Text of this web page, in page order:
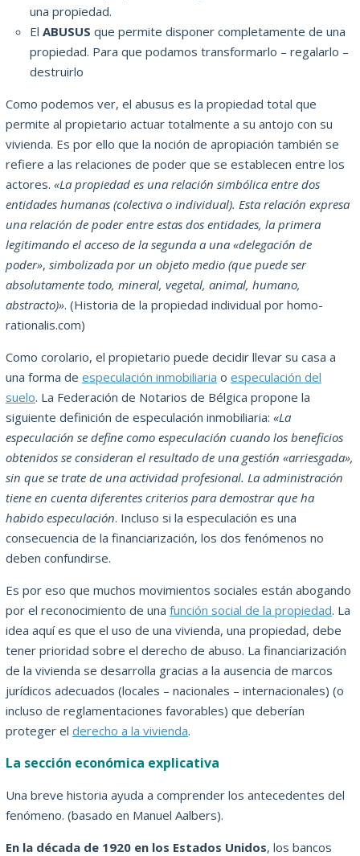
una propiedad.
El ABUSUS que permite disponer completamente de una
propiedad. Para que podamos transformarlo – regalarlo –
destruirlo
Como podemos ver, el abusus es la propiedad total que
permite al propietario actuar totalmente a su antojo con su
vivienda. Es por ello que la noción de apropiación también se
refiere a las relaciones de poder que se establecen entre los
actores. «La propiedad es una relación simbólica entre dos
entidades humanas (colectiva o individual). Esta relación expresa
una relación de poder entre estas dos entidades, la primera
legitimando el acceso de la segunda a una «delegación de
poder», simbolizada por un objeto medio (que puede ser
absolutamente todo, mineral, vegetal, animal, humano,
abstracto)». (Historia de la propiedad individual por homo-
rationalis.com)
Como corolario, el propietario puede decidir llevar su casa a
una forma de especulación inmobiliaria o especulación del
suelo. La Federación de Notarios de Bélgica propone la
siguiente definición de especulación inmobiliaria: «La
especulación se define como especulación cuando los beneficios
obtenidos se consideran el resultado de una gestión «arriesgada»,
sin que se trate de una actividad profesional. La administración
tiene en cuenta diferentes criterios para demostrar que ha
habido especulación. Incluso si la especulación es una
consecuencia de la financiarización, los dos fenómenos no
deben confundirse.
Es por eso que muchos movimientos sociales están abogando
por el reconocimiento de una función social de la propiedad. La
idea aquí es que el uso de una vivienda, una propiedad, debe
tener prioridad sobre el derecho de abuso. La financiarización
de la vivienda se desarrolla gracias a la ausencia de marcos
jurídicos adecuados (locales – nacionales – internacionales) (o
incluso de reglamentaciones favorables) que deberían
proteger el derecho a la vivienda.
La sección económica explicativa
Una breve historia ayuda a comprender los antecedentes del
fenómeno. (basado en Manuel Aalbers).
En la década de 1920 en los Estados Unidos, los bancos